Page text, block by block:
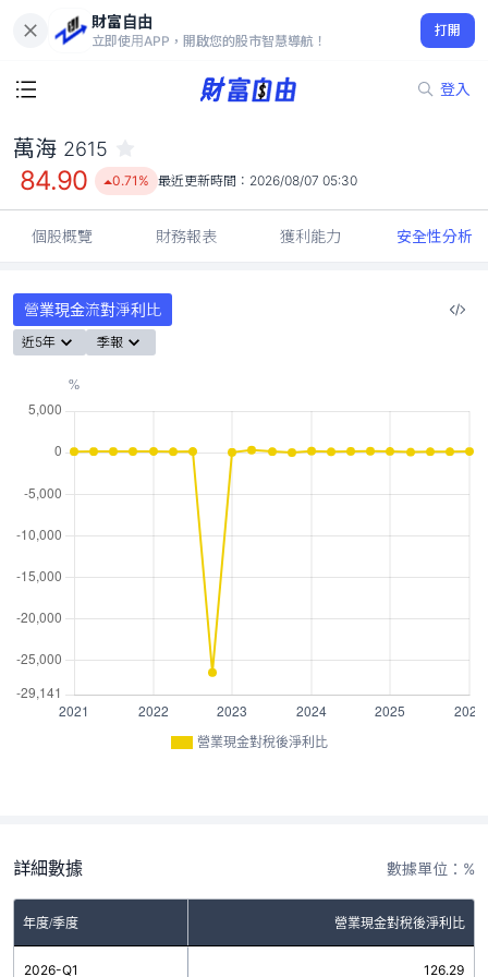
財富自由
立即使用APP，開啟您的股市智慧導航！
打開
登入
84.90
0.71%
萬海 2615
84.90 0.71% 最近更新時間： 2026/08/07 05:30
個股概覽 財務報表 獲利能力 安全性分析
營業現金流對淨利比
近5年 季報
營業現金對稅後淨利比
詳細數據 數據單位：%
年度/季度 營業現金對稅後淨利比
2026-Q1 126.29